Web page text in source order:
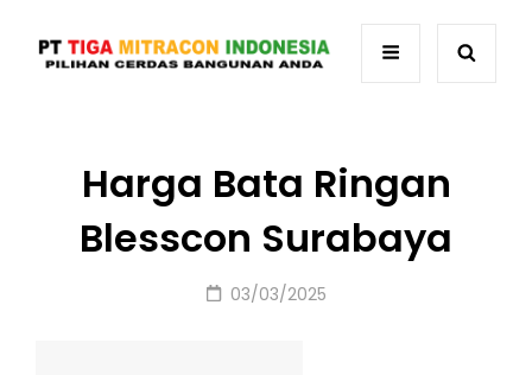
Harga Bata Ringan
Blesscon Surabaya
Posted
03/03/2025